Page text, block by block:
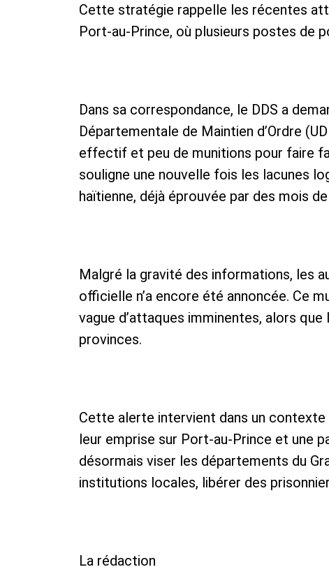
Cette stratégie rappelle les récentes
Port-au-Prince, où plusieurs postes de
Dans sa correspondance, le DDS a
Départementale de Maintien d’Ordre
effectif et peu de munitions pour faire
souligne une nouvelle fois les lacunes
haïtienne, déjà éprouvée par des mois
Malgré la gravité des informations, les
officielle n’a encore été annoncée. Ce
vague d’attaques imminentes, alors
provinces.
Cette alerte intervient dans un
leur emprise sur Port-au-Prince et une
désormais viser les départements du
institutions locales, libérer des
La rédaction